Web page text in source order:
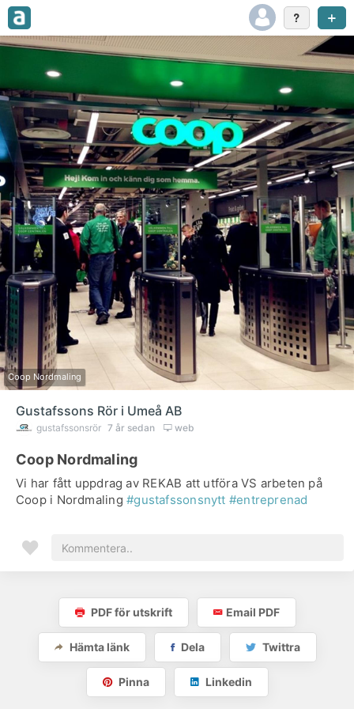
Coop Nordmaling
Gustafssons Rör i Umeå AB
gustafssonsrör 7 år sedan web
Coop Nordmaling
Vi har fått uppdrag av REKAB att utföra VS arbeten på
Coop i Nordmaling#gustafssonsnytt #entreprenad
PDF för utskrift Email PDF
Hämta länk Dela Twittra
Pinna Linkedin